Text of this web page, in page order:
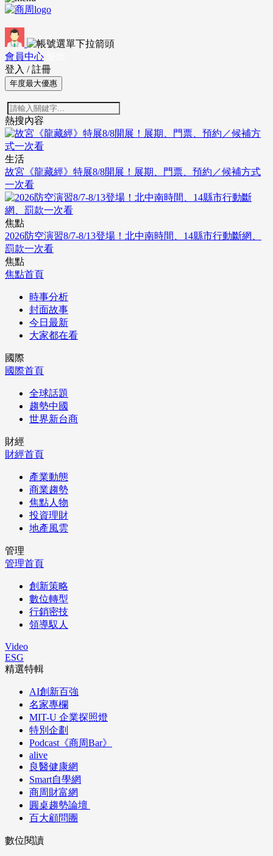
會員中心
登入 / 註冊
年度最大優惠
熱搜內容
生活
故宮《龍藏經》特展8/8開展！展期、門票、預約／候補方式
一次看
焦點
2026防空演習8/7-8/13登場！北中南時間、14縣市行動斷網、
罰款一次看
焦點
焦點首頁
時事分析
封面故事
今日最新
大家都在看
國際
國際首頁
全球話題
趨勢中國
世界新台商
財經
財經首頁
產業動態
商業趨勢
焦點人物
投資理財
地產風雲
管理
管理首頁
創新策略
數位轉型
行銷密技
領導馭人
Video
ESG
精選特輯
AI創新百強
名家專欄
MIT-U 企業探照燈
特別企劃
Podcast《商周Bar》
alive
良醫健康網
Smart自學網
商周財富網
圓桌趨勢論壇
百大顧問團
數位閱讀